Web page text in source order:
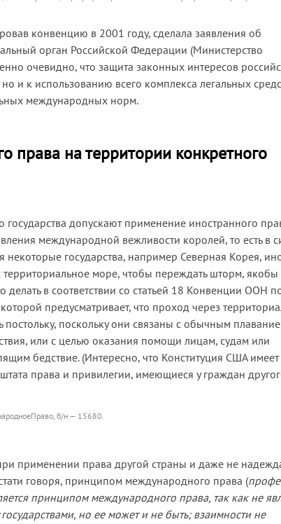
конвенцию в 2001 году, сделала заявления об
орган Российской Федерации (Министерство
очевидно, что защита законных интересов
и к использованию всего комплекса легальных
международных норм.
права на территории конкретного
государства допускают применение иностранного
международной вежливости королей, то есть в
государства, например Северная Корея,
море, чтобы переждать шторм, якобы
в соответствии со статьей 18 Конвенции ООН
предусматривает, что проход через
поскольку они связаны с обычным
или с целью оказания помощи лицам, судам или
бедствие. (Интересно, что Конституция США имеет
права и привилегии, имеющиеся у граждан
б/н — 15680.
применении права другой страны и даже не
говоря, принципом международного права (
принципом международного права, так как не
но ее может и не быть; взаимности не